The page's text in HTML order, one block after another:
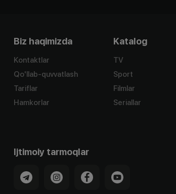
Biz haqimizda
Kontaktlar
Qo'llab-quvvatlash
Tariflar
Hamkorlar
Katalog
TV
Sport
Filmlar
Seriallar
Ijtimoiy tarmoqlar